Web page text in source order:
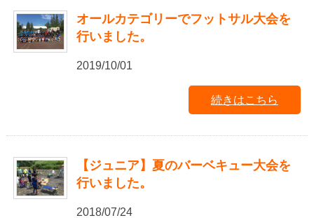
オールカテゴリーでフットサル大会を
行いました。
2019/10/01
続きはこちら
【ジュニア】夏のバーベキュー大会を
行いました。
2018/07/24